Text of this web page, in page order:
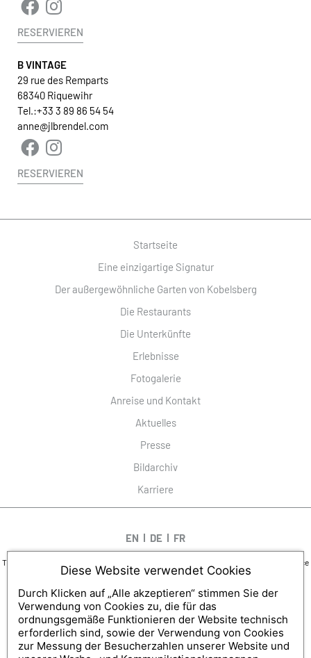
RESERVIEREN
B VINTAGE
29 rue des Remparts
68340 Riquewihr
Tel.:+33 3 89 86 54 54
anne@jlbrendel.com
RESERVIEREN
Startseite
Eine einzigartige Signatur
Der außergewöhnliche Garten von Kobelsberg
Die Restaurants
Die Unterkünfte
Erlebnisse
Fotogalerie
Anreise und Kontakt
Aktuelles
Presse
Bildarchiv
Karriere
EN DE FR
This site is protected by reCAPTCHA and the Google
Terms of Service
apply.
DESIGN UND SEO
WWW.API-AND-YOU.COM
-｢∫｣ OFFIZIELLE WEBSITE
RECHTLICHE HINWEISE - DATENSCHUTZ - VERWALTUNG DER COOKIES
Diese Website verwendet Cookies
Durch Klicken auf „Alle akzeptieren“ stimmen Sie der
Verwendung von Cookies zu, die für das
ordnungsgemäße Funktionieren der Website technisch
erforderlich sind, sowie der Verwendung von Cookies
zur Messung der Besucherzahlen unserer Website und